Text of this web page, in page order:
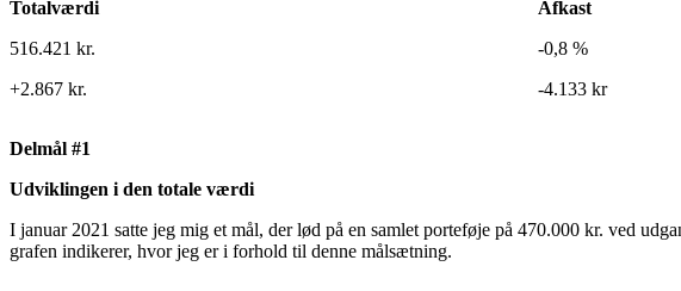
Totalværdi
516.421 kr.
+2.867 kr.
Afkast
-0,8 %
-4.133 kr
Delmål #1
Udviklingen i den totale værdi
I januar 2021 satte jeg mig et mål, der lød på en samlet porteføje på 470.000 kr. ved
grafen indikerer, hvor jeg er i forhold til denne målsætning.